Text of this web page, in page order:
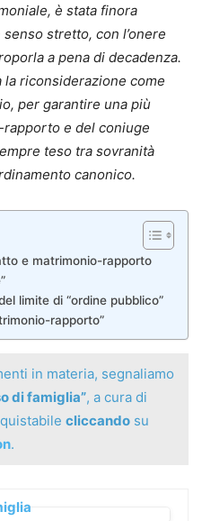
è stata finora
stretto, con l’onere
a pena di decadenza.
la riconsiderazione come
per garantire una più
e del coniuge
teso tra sovranità
canonico.
e matrimonio-rapporto
limite di “ordine pubblico”
rapporto”
in materia, segnaliamo
di famiglia”, a cura di
cliccando su
.